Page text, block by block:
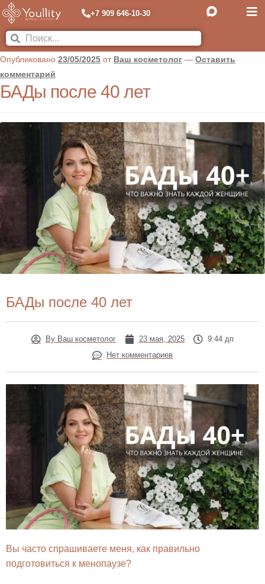
+7 909 646-10-30
Опубликовано 23/05/2025 от Ваш косметолог — Оставить
комментарий
БАДы после 40 лет
БАДы после 40 лет
By Ваш косметолог 23 мая, 2025
9:44 дп
Нет комментариев
Вы часто спрашиваете меня, как правильно
подготовиться к менопаузе?